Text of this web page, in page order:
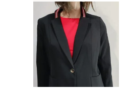
wynosiła:
259,00 zł.129,00 zł.